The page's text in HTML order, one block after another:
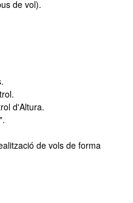
de vol).
d'Altura.
de vols de forma